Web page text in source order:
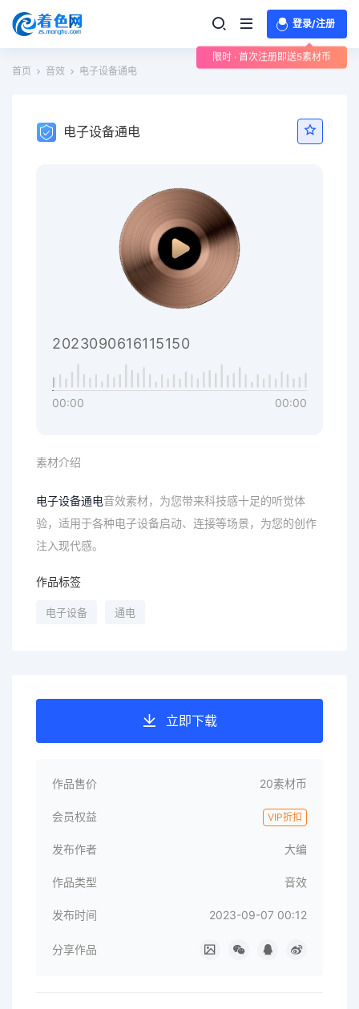
登录/注册
限时 · 首次注册即送5素材币
首页
音效 电子设备通电
电子设备通电
2023090616115150
00:00 00:00
素材介绍
电子设备通电音效素材，为您带来科技感十足的听觉体
验，适用于各种电子设备启动、连接等场景，为您的创作
注入现代感。
作品标签
电子设备 通电
立即下载
作品售价 20素材币
会员权益 VIP折扣
发布作者 大编
作品类型 音效
发布时间 2023-09-07 00:12
分享作品